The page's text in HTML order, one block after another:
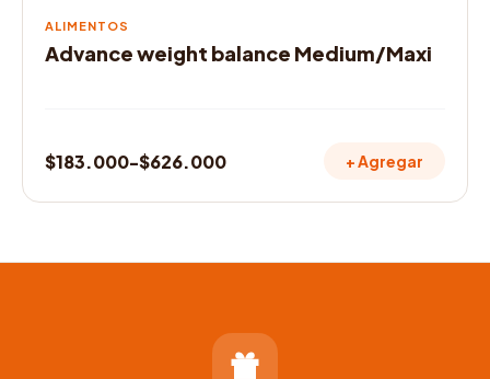
ALIMENTOS
Advance weight balance Medium/Maxi
$183.000-$626.000
Rango
de
+ Agregar
producto